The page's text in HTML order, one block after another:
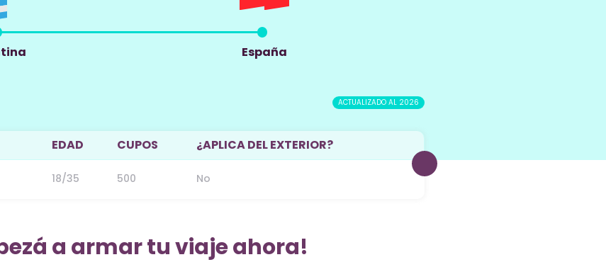
España
ACTUALIZADO AL 2026
EDAD CUPOS ¿APLICA DEL EXTERIOR?
18/35 500 No
a armar tu viaje ahora!